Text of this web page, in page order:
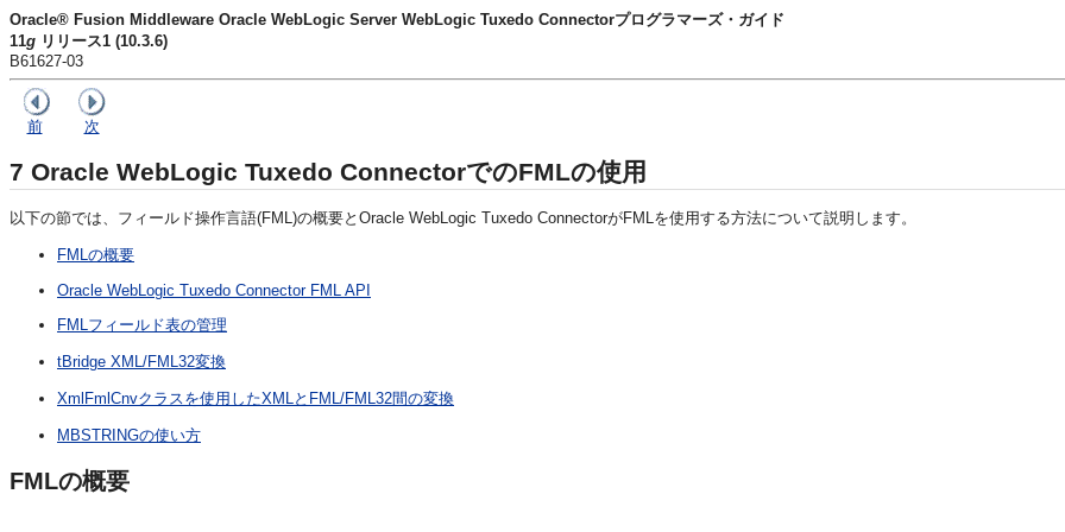
Oracle® Fusion Middleware Oracle WebLogic Server WebLogic Tuxedo Connectorプログラマーズ・ガイド
11g リリース1 (10.3.6)
B61627-03
前 次
7 Oracle WebLogic Tuxedo ConnectorでのFMLの使用
以下の節では、フィールド操作言語(FML)の概要とOracle WebLogic Tuxedo ConnectorがFMLを使用する方法について説明します。
FMLの概要
Oracle WebLogic Tuxedo Connector FML API
FMLフィールド表の管理
tBridge XML/FML32変換
XmlFmlCnvクラスを使用したXMLとFML/FML32間の変換
MBSTRINGの使い方
FMLの概要